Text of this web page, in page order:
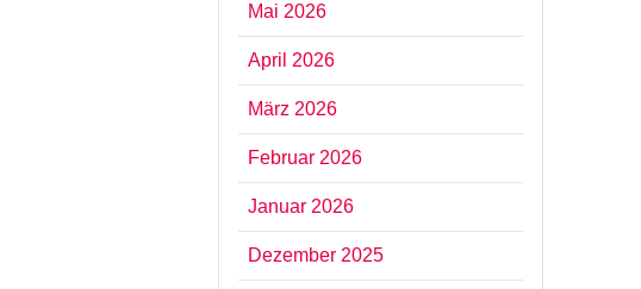
Mai 2026
April 2026
März 2026
Februar 2026
Januar 2026
Dezember 2025